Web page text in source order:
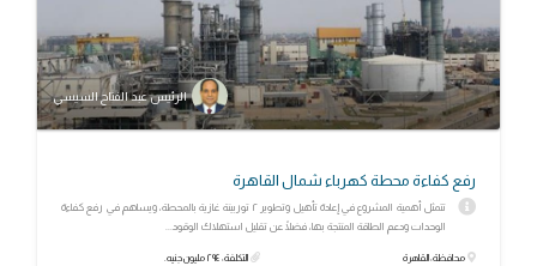
الرئيس عبد الفتاح السيسي
رفع كفاءة محطة كهرباء شمال القاهرة
تتمثل أهمية المشروع في إعادة تأهيل وتطوير ٢ توربينة غازية بالمحطة، ويساهم في رفع كفاءة
الوحدات ودعم الطاقة المنتجة بها، فضلًا عن تقليل استهلاك الوقود...
محافظة: القاهرة التكلفة: ٢٩٤ مليون جنيه.